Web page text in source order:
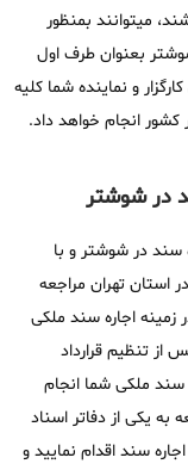
میتوانند بمنظور
بعنوان طرف اول
و نماینده شما کلیه
کشور انجام خواهد داد.
در شوشتر
سند در شوشتر و با
استان تهران مراجعه
زمینه اجاره سند ملکی
از تنظیم قرارداد
اجاره سند ملکی شما انجام
یکی از دفاتر اسناد
سند اقدام نمایید و